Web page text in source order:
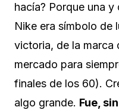
hacía? Porque una
Nike era símbolo de
victoria, de la marca
mercado para
finales de los 60).
algo grande. Fue,